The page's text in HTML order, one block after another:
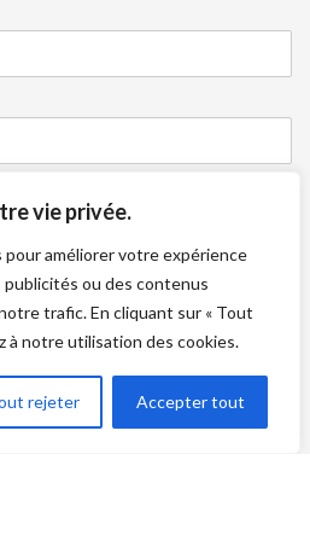
vie privée.
améliorer votre expérience
ou des contenus
trafic. En cliquant sur « Tout
à notre utilisation des cookies.
rejeter Accepter tout
et je comprends que je
temps.